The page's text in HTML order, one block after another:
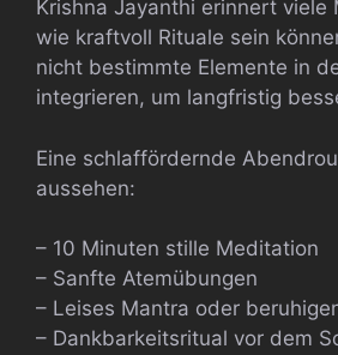
Krishna Jayanthi erinnert viele
wie kraftvoll Rituale sein
nicht bestimmte Elemente in
integrieren, um langfristig
Eine schlaffördernde
aussehen:
– 10 Minuten stille Meditation
– Sanfte Atemübungen
– Leises Mantra oder
– Dankbarkeitsritual vor dem